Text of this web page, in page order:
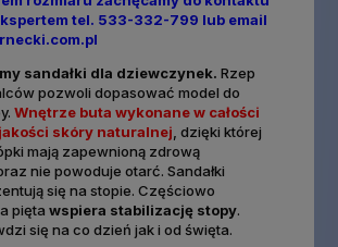
tel. 533-332-799 lub email
sandałki dla dziewczynek.Rzep
pozwoli dopasować model do
Wnętrze buta wykonane w całości
skóry naturalnej , dzięki której
mają zapewnioną zdrową
nie powoduje otarć. Sandałki
się na stopie. Częściowo
piętawspiera stabilizację stopy.
się na co dzień jak i od święta.